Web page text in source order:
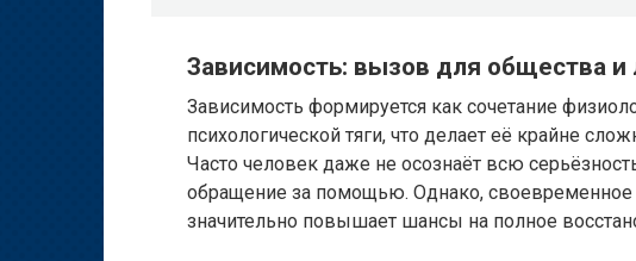
Зависимость: вызов для общества и
Зависимость формируется как сочетание
психологической тяги, что делает её крайне
Часто человек даже не осознаёт всю
обращение за помощью. Однако,
значительно повышает шансы на полное